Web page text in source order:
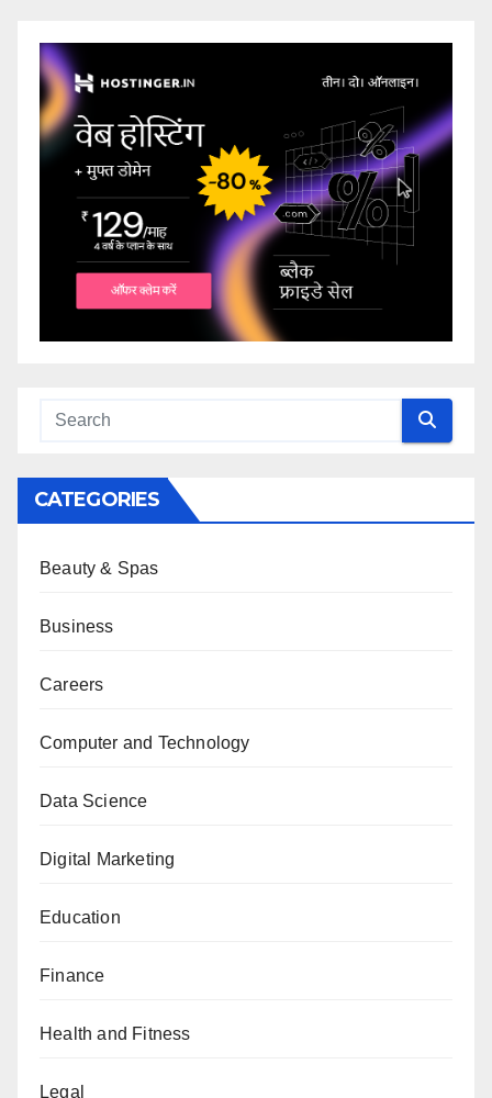
CATEGORIES
Beauty & Spas
Business
Careers
Computer and Technology
Data Science
Digital Marketing
Education
Finance
Health and Fitness
Legal